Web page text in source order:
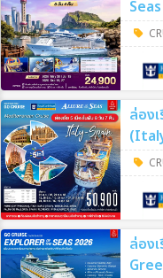
พักห้องละ 2 ท่าน
ผู้ใหญ่คนที่ 3 และ 4
เด็กอายุต่ำกว่า 12 ปี
เด็กทารก
พักเดี่ยว
คืน
ล่อง
ฝัน 8
ล่อง